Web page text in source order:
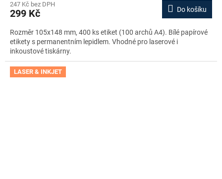
247 Kč bez DPH
299 Kč Do košíku
Rozměr 105x148 mm, 400 ks etiket (100 archů A4). Bílé papírové
etikety s permanentním lepidlem. Vhodné pro laserové i
inkoustové tiskárny.
LASER & INKJET